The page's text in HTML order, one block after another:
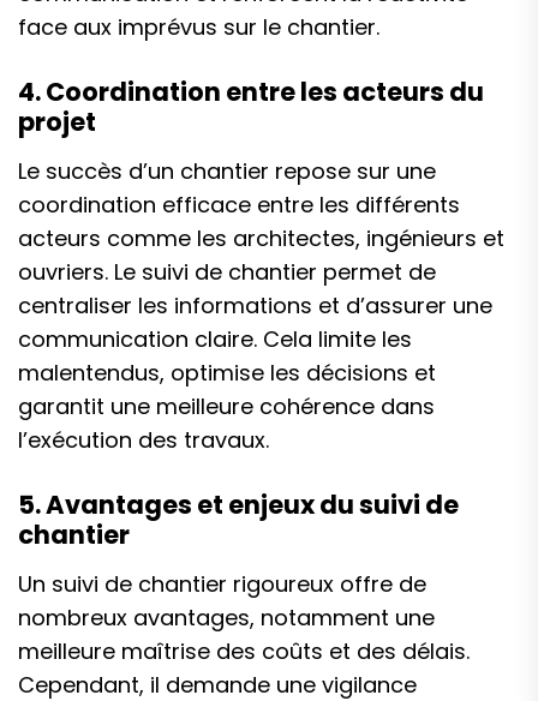
face aux imprévus sur le chantier.
4. Coordination entre les acteurs du
projet
Le succès d’un chantier repose sur une
coordination efficace entre les différents
acteurs comme les architectes, ingénieurs et
ouvriers. Le suivi de chantier permet de
centraliser les informations et d’assurer une
communication claire. Cela limite les
malentendus, optimise les décisions et
garantit une meilleure cohérence dans
l’exécution des travaux.
5. Avantages et enjeux du suivi de
chantier
Un suivi de chantier rigoureux offre de
nombreux avantages, notamment une
meilleure maîtrise des coûts et des délais.
Cependant, il demande une vigilance